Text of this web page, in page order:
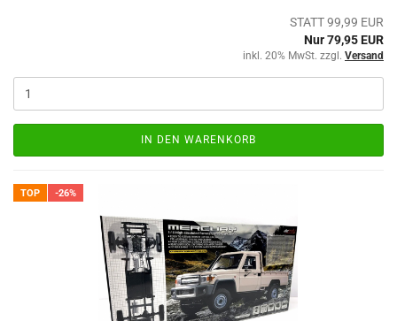
STATT 99,99 EUR
Nur 79,95 EUR
inkl. 20% MwSt. zzgl. Versand
IN DEN WARENKORB
TOP -26%